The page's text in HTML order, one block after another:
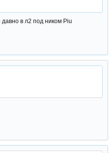
давно в л2 под ником Piu